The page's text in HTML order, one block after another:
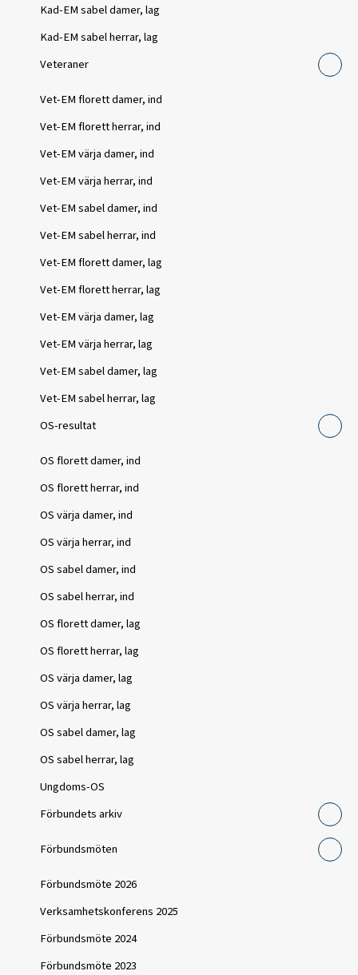
Kad-EM sabel damer, lag
Kad-EM sabel herrar, lag
Veteraner
Vet-EM florett damer, ind
Vet-EM florett herrar, ind
Vet-EM värja damer, ind
Vet-EM värja herrar, ind
Vet-EM sabel damer, ind
Vet-EM sabel herrar, ind
Vet-EM florett damer, lag
Vet-EM florett herrar, lag
Vet-EM värja damer, lag
Vet-EM värja herrar, lag
Vet-EM sabel damer, lag
Vet-EM sabel herrar, lag
OS-resultat
OS florett damer, ind
OS florett herrar, ind
OS värja damer, ind
OS värja herrar, ind
OS sabel damer, ind
OS sabel herrar, ind
OS florett damer, lag
OS florett herrar, lag
OS värja damer, lag
OS värja herrar, lag
OS sabel damer, lag
OS sabel herrar, lag
Ungdoms-OS
Förbundets arkiv
Förbundsmöten
Förbundsmöte 2026
Verksamhetskonferens 2025
Förbundsmöte 2024
Förbundsmöte 2023